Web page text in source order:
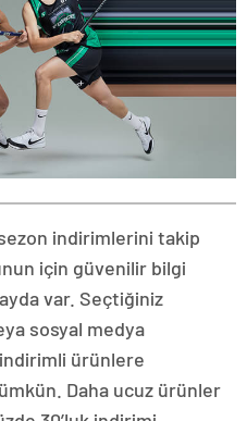
indirimlerini takip
için güvenilir bilgi
var. Seçtiğiniz
sosyal medya
ürünlere
Daha ucuz ürünler